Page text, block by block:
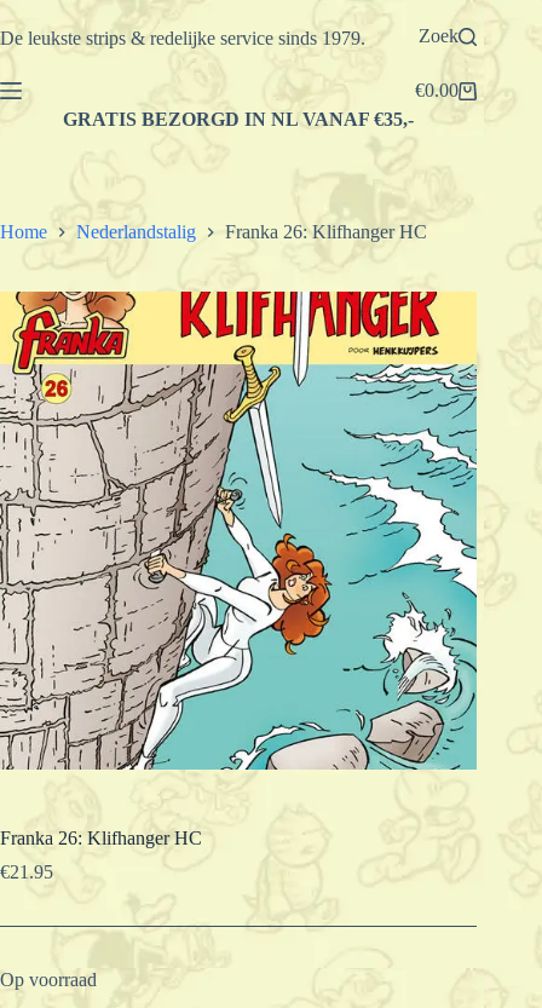
Ga
naar
De leukste strips & redelijke service sinds 1979. Zoek
Winkelwagen
€0.00
GRATIS BEZORGD IN NL VANAF €35,-
Home Nederlandstalig Franka 26: Klifhanger HC
Franka 26: Klifhanger HC
€21.95
Op voorraad